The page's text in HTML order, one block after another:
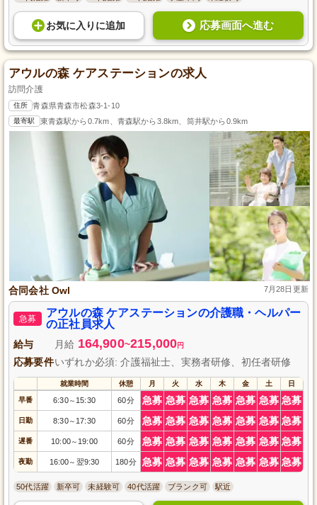
お気に入り に追加 応募画面へ進む
アウルの森 ケアステーションの求人
訪問介護
住所 青森県青森市松森3-1-10
最寄駅 東青森駅から0.7km、青森駅から3.8km、筒井駅から0.9km
合同会社 Owl 7月28日更新
急募
アウルの森 ケアステーションの介護職・ヘルパー
の正社員求人
給与 月給 164,900~215,000円
応募要件いずれか必須: 介護福祉士、実務者研修、初任者研修
就業時間 休憩 月 火 水 木 金 土 日
早番 6:30～ 15:30 60分 急募 急募 急募 急募 急募 急募 急募
日勤 8:30～ 17:30 60分 急募 急募 急募 急募 急募 急募 急募
遅番 10:00～ 19:00 60分 急募 急募 急募 急募 急募 急募 急募
夜勤 16:00～ 翌9:30 180分 急募 急募 急募 急募 急募 急募 急募
50代活躍 新卒可 未経験可 40代活躍 ブランク可 駅近